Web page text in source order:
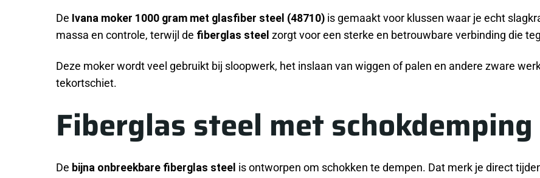
De Ivana moker 1000 gram met glasfiber steel (48710) is gemaakt voor klussen waar je echt
massa en controle, terwijl de fiberglas steel zorgt voor een sterke en betrouwbare verbinding die
Deze moker wordt veel gebruikt bij sloopwerk, het inslaan van wiggen of palen en andere zware
tekortschiet.
Fiberglas steel met schokdemping
De bijna onbreekbare fiberglas steel is ontworpen om schokken te dempen. Dat merk je direct